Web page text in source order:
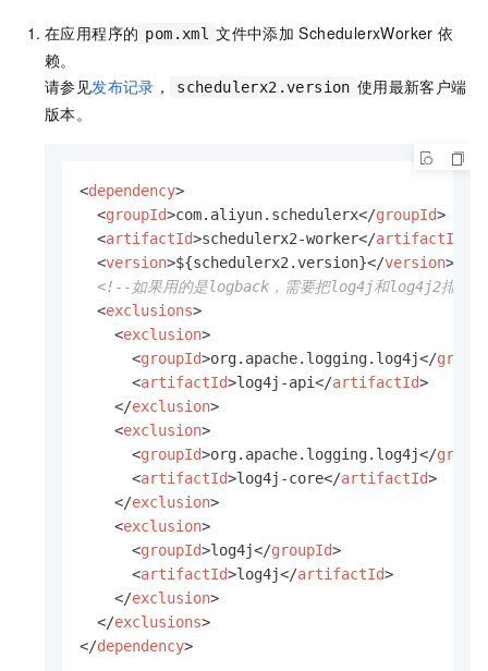
在应用程序的 pom.xml 文件中添加 SchedulerxWorker 依
赖。
请参见发布记录 ， schedulerx2.version 使用最新客户端
版本。
<dependency>
<groupId>com.aliyun.schedulerx</groupId>
<artifactId>schedulerx2-worker</artifactId
<version>${schedulerx2.version}</version>
<!--如果用的是logback，需要把log4j和log4j2排除
<exclusions>
<exclusion>
<groupId>org.apache.logging.log4j</
<artifactId>log4j-api</artifactId>
</exclusion>
<exclusion>
<groupId>org.apache.logging.log4j</
<artifactId>log4j-core</artifactId>
</exclusion>
<exclusion>
<groupId>log4j</groupId>
<artifactId>log4j</artifactId>
</exclusion>
</exclusions>
</dependency>